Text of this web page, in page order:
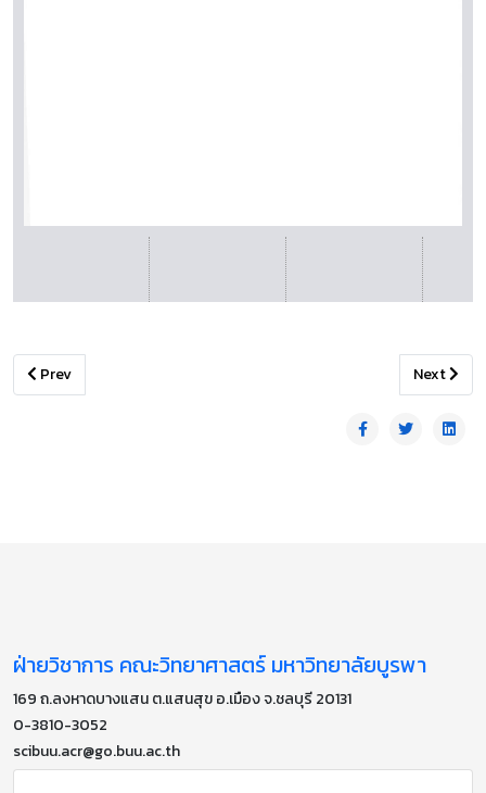
Previous article: ดาวน์โหลด-แบบฟอร์ม วท.วิชาการ
Prev Next
Next
ฝ่ายวิชาการ คณะวิทยาศาสตร์ มหาวิทยาลัยบูรพา
169 ถ.ลงหาดบางแสน ต.แสนสุข อ.เมือง จ.ชลบุรี 20131
0-3810-3052
scibuu.acr@go.buu.ac.th